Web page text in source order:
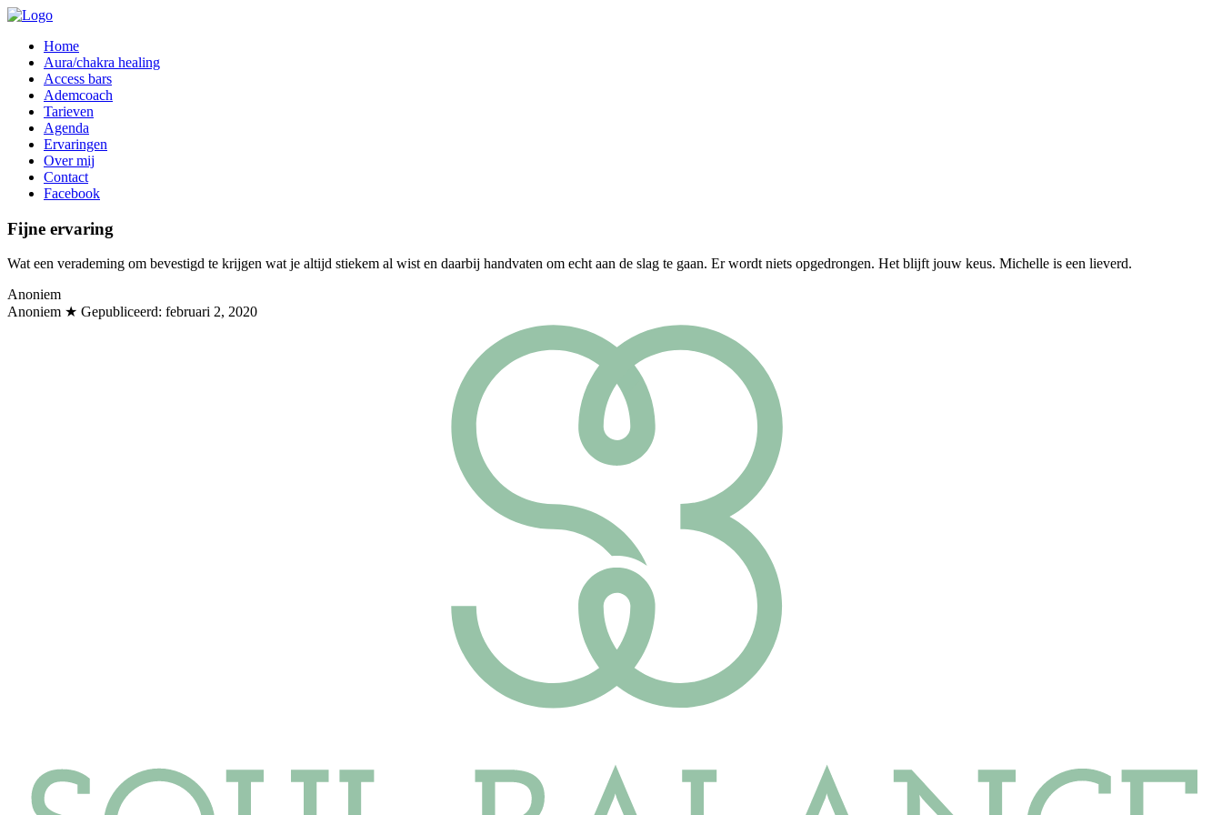
Home
Aura/chakra healing
Access bars
Ademcoach
Tarieven
Agenda
Ervaringen
Over mij
Contact
Facebook
Fijne ervaring
Wat een verademing om bevestigd te krijgen wat je altijd stiekem al wist en daarbij handvaten om echt aan de slag te gaan. Er wordt niets opgedrongen. Het blijft jouw keus. Michelle is een lieverd.
Anoniem
Anoniem ★ Gepubliceerd: februari 2, 2020